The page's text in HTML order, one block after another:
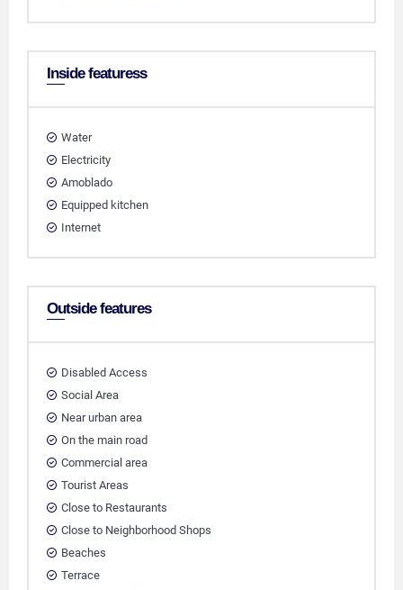
Inside featuress
Water
Electricity
Amoblado
Equipped kitchen
Internet
Outside features
Disabled Access
Social Area
Near urban area
On the main road
Commercial area
Tourist Areas
Close to Restaurants
Close to Neighborhood Shops
Beaches
Terrace